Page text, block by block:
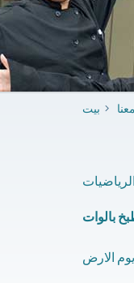
بيت
بالوات
يوم الارض